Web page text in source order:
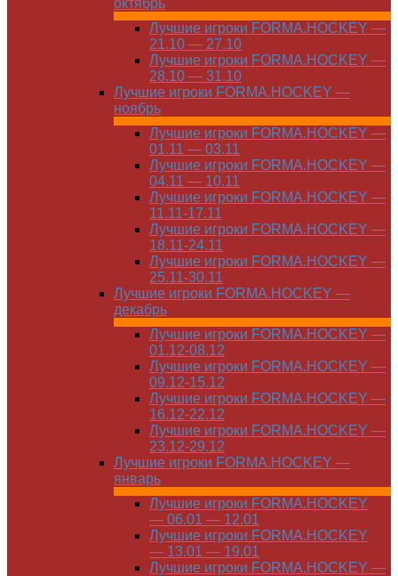
октябрь
Лучшие игроки FORMA.HOCKEY —
21.10 — 27.10
Лучшие игроки FORMA.HOCKEY —
28.10 — 31.10
Лучшие игроки FORMA.HOCKEY —
ноябрь
Лучшие игроки FORMA.HOCKEY —
01.11 — 03.11
Лучшие игроки FORMA.HOCKEY —
04.11 — 10.11
Лучшие игроки FORMA.HOCKEY —
11.11-17.11
Лучшие игроки FORMA.HOCKEY —
18.11-24.11
Лучшие игроки FORMA.HOCKEY —
25.11-30.11
Лучшие игроки FORMA.HOCKEY —
декабрь
Лучшие игроки FORMA.HOCKEY —
01.12-08.12
Лучшие игроки FORMA.HOCKEY —
09.12-15.12
Лучшие игроки FORMA.HOCKEY —
16.12-22.12
Лучшие игроки FORMA.HOCKEY —
23.12-29.12
Лучшие игроки FORMA.HOCKEY —
январь
Лучшие игроки FORMA.HOCKEY
— 06.01 — 12.01
Лучшие игроки FORMA.HOCKEY
— 13.01 — 19.01
Лучшие игроки FORMA.HOCKEY —